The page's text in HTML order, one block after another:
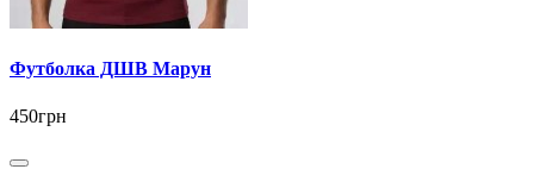
Футболка ДШВ Марун
450грн